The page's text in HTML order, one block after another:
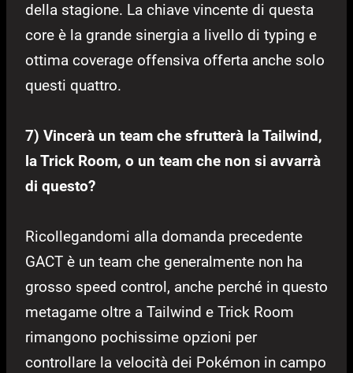
della stagione. La chiave vincente di questa
core è la grande sinergia a livello di typing e
ottima coverage offensiva offerta anche solo
questi quattro.
7) Vincerà un team che sfrutterà la Tailwind,
la Trick Room, o un team che non si avvarrà
di questo?
Ricollegandomi alla domanda precedente
GACT è un team che generalmente non ha
grosso speed control, anche perché in questo
metagame oltre a Tailwind e Trick Room
rimangono pochissime opzioni per
controllare la velocità dei Pokémon in campo